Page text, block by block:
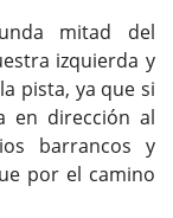
mitad del
izquierda y
pista, ya que si
en dirección al
barrancos y
por el camino